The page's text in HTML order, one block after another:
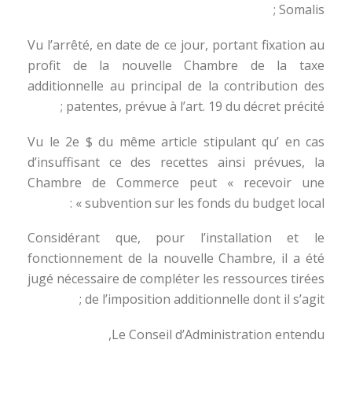
Somalis ;
Vu l’arrêté, en date de ce jour, portant fixation au
profit de la nouvelle Chambre de la taxe
additionnelle au principal de la contribution des
patentes, prévue à l’art. 19 du décret précité ;
Vu le 2e $ du même article stipulant qu’ en cas
d’insuffisant ce des recettes ainsi prévues, la
Chambre de Commerce peut « recevoir une
subvention sur les fonds du budget local » :
Considérant que, pour l’installation et le
fonctionnement de la nouvelle Chambre, il a été
jugé nécessaire de compléter les ressources tirées
de l’imposition additionnelle dont il s’agit ;
Le Conseil d’Administration entendu,